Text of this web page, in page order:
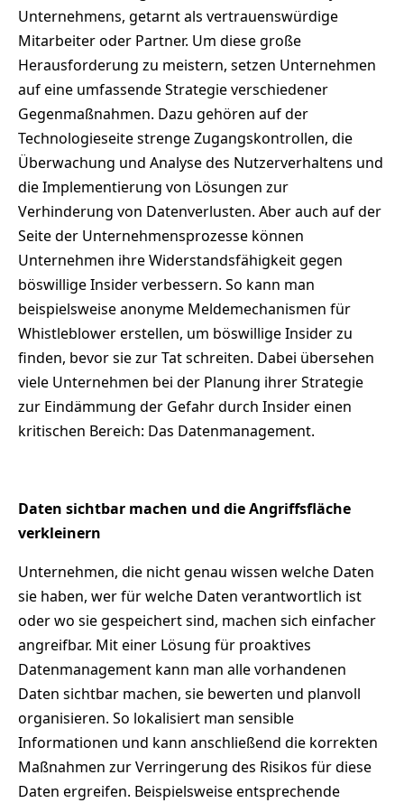
Unternehmens, getarnt als vertrauenswürdige
Mitarbeiter oder Partner. Um diese große
Herausforderung zu meistern, setzen Unternehmen
auf eine umfassende Strategie verschiedener
Gegenmaßnahmen. Dazu gehören auf der
Technologieseite strenge Zugangskontrollen, die
Überwachung und Analyse des Nutzerverhaltens und
die Implementierung von Lösungen zur
Verhinderung von Datenverlusten. Aber auch auf der
Seite der Unternehmensprozesse können
Unternehmen ihre Widerstandsfähigkeit gegen
böswillige Insider verbessern. So kann man
beispielsweise anonyme Meldemechanismen für
Whistleblower erstellen, um böswillige Insider zu
finden, bevor sie zur Tat schreiten. Dabei übersehen
viele Unternehmen bei der Planung ihrer Strategie
zur Eindämmung der Gefahr durch Insider einen
kritischen Bereich: Das Datenmanagement.
Daten sichtbar machen und die Angriffsfläche
verkleinern
Unternehmen, die nicht genau wissen welche Daten
sie haben, wer für welche Daten verantwortlich ist
oder wo sie gespeichert sind, machen sich einfacher
angreifbar. Mit einer Lösung für proaktives
Datenmanagement kann man alle vorhandenen
Daten sichtbar machen, sie bewerten und planvoll
organisieren. So lokalisiert man sensible
Informationen und kann anschließend die korrekten
Maßnahmen zur Verringerung des Risikos für diese
Daten ergreifen. Beispielsweise entsprechende